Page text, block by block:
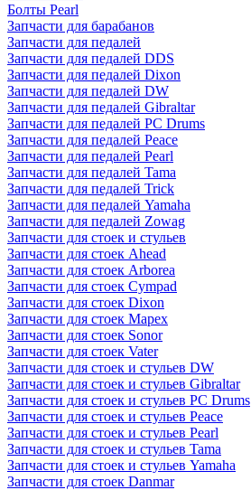
Болты Pearl
Запчасти для барабанов
Запчасти для педалей
Запчасти для педалей DDS
Запчасти для педалей Dixon
Запчасти для педалей DW
Запчасти для педалей Gibraltar
Запчасти для педалей PC Drums
Запчасти для педалей Peace
Запчасти для педалей Pearl
Запчасти для педалей Tama
Запчасти для педалей Trick
Запчасти для педалей Yamaha
Запчасти для педалей Zowag
Запчасти для стоек и стульев
Запчасти для стоек Ahead
Запчасти для стоек Arborea
Запчасти для стоек Cympad
Запчасти для стоек Dixon
Запчасти для стоек Mapex
Запчасти для стоек Sonor
Запчасти для стоек Vater
Запчасти для стоек и стульев DW
Запчасти для стоек и стульев Gibraltar
Запчасти для стоек и стульев PC Drums
Запчасти для стоек и стульев Peace
Запчасти для стоек и стульев Pearl
Запчасти для стоек и стульев Tama
Запчасти для стоек и стульев Yamaha
Запчасти для стоек Danmar